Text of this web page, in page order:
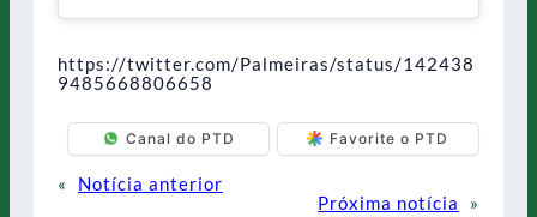
https://twitter.com/Palmeiras/status/142438
9485668806658
Canal do PTD Favorite o PTD
«
Notícia anterior
Próxima notícia
»